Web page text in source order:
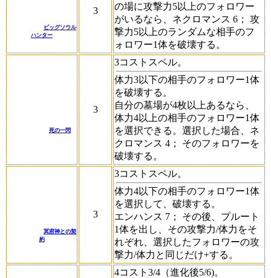
ビッグソウル
ハンター
3
の場に攻撃力5以上のフォロワー
がいるなら、 ネクロマンス 6；
攻
撃力5以上のランダムな相手のフ
ォロワー1体を破壊する。
死の一閃
3
3コストスペル。
体力3以下の相手のフォロワー1体
を破壊する。
自分の墓場が4枚以上あるなら、
体力4以上の相手のフォロワー1体
を選択できる。選択した場合、 ネ
クロマンス 4；
そのフォロワーを
破壊する。
冥府神との契
約
3
3コストスペル。
体力4以下の相手のフォロワー1体
を選択して、破壊する。
エンハンス 7；
その後、プルート
1体を出し、その攻撃力/体力をそ
れぞれ、選択したフォロワーの攻
撃力/体力と同じだけ+する。
4コスト3/4（進化後5/6)。